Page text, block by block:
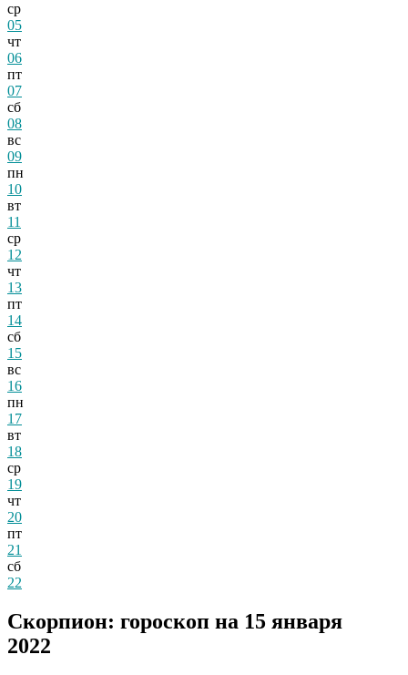
ср
05
чт
06
пт
07
сб
08
вс
09
пн
10
вт
11
ср
12
чт
13
пт
14
сб
15
вс
16
пн
17
вт
18
ср
19
чт
20
пт
21
сб
22
Скорпион: гороскоп на 15 января
2022
i
Даже самый